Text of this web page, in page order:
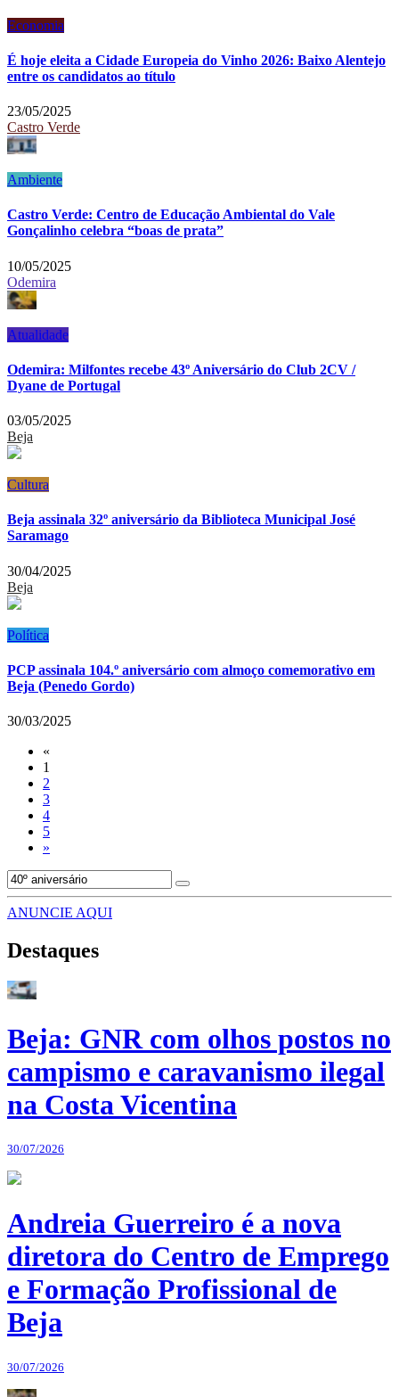
Economia
É hoje eleita a Cidade Europeia do Vinho 2026: Baixo Alentejo
entre os candidatos ao título
23/05/2025
Castro Verde
Ambiente
Castro Verde: Centro de Educação Ambiental do Vale
Gonçalinho celebra “boas de prata”
10/05/2025
Odemira
Atualidade
Odemira: Milfontes recebe 43º Aniversário do Club 2CV /
Dyane de Portugal
03/05/2025
Beja
Cultura
Beja assinala 32º aniversário da Biblioteca Municipal José
Saramago
30/04/2025
Beja
Política
PCP assinala 104.º aniversário com almoço comemorativo em
Beja (Penedo Gordo)
30/03/2025
«
1
2
3
4
5
»
ANUNCIE AQUI
Destaques
Beja: GNR com olhos postos no
campismo e caravanismo ilegal
na Costa Vicentina
30/07/2026
Andreia Guerreiro é a nova
diretora do Centro de Emprego
e Formação Profissional de
Beja
30/07/2026